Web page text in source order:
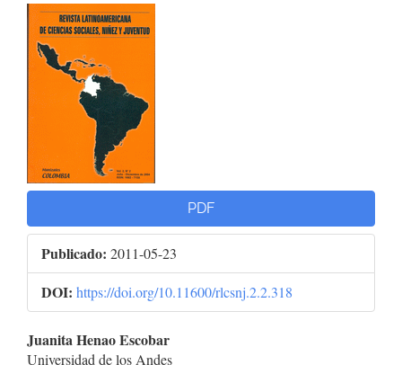
Barra
lateral
del
artículo
PDF
Publicado: 2011-05-23
DOI: https://doi.org/10.11600/rlcsnj.2.2.318
Contenido
Juanita Henao Escobar
Universidad de los Andes